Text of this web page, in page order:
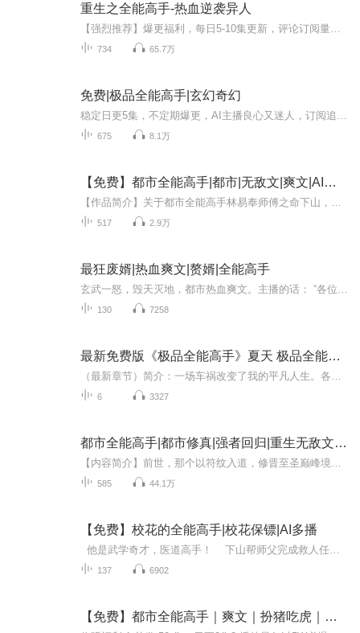
重生之全能高手-热血逆袭异人
734 65.7万
免费|极品全能高手|玄幻奇幻
675 8.1万
【免费】都市全能高手|都市|无敌文|爽文|AI专辑
517 2.9万
最狂废婿|热血爽文|赘婿|全能高手
130 7258
最新免费版《极品全能高手》夏天 极品全能学生
6 3327
都市全能高手|都市修真|强者回归|重生无敌文|魂穿
585 44.1万
【免费】校花的全能高手|校花保镖|AI多播
137 6902
【免费】都市全能高手｜爽文｜扮猪吃虎｜热血｜都市｜AI多播